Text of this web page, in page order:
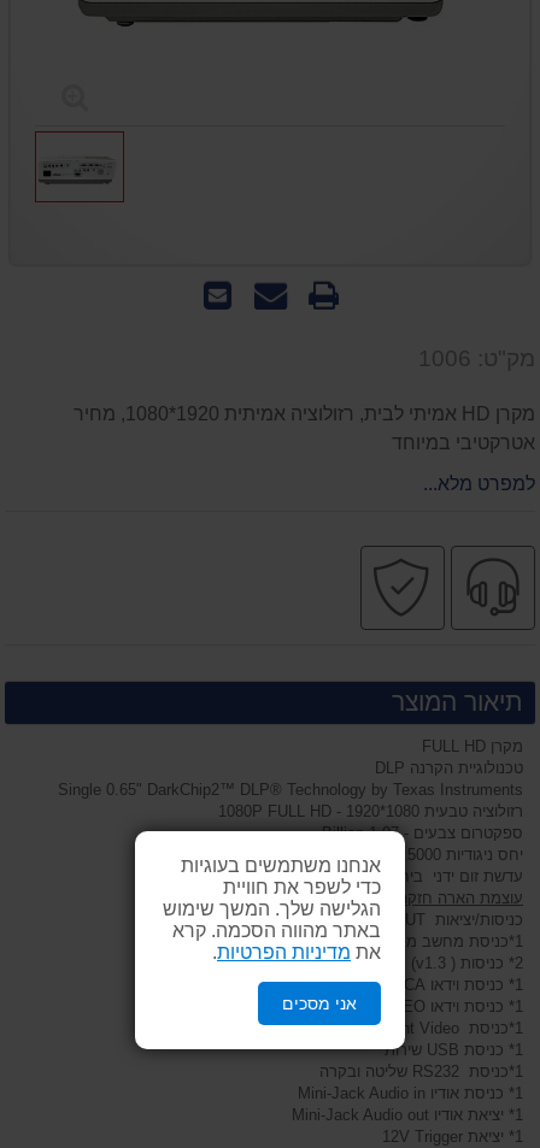
אנחנו משתמשים בעוגיות
כדי לשפר את חוויית
הגלישה שלך. המשך שימוש
באתר מהווה הסכמה. קרא
את מדיניות הפרטיות.
אני מסכים
שלח
שאל
הדפס
מק"ט: 1006
מקרן HD אמיתי לבית, רזולוציה אמיתית 1920*1080, מחיר
אטרקטיבי במיוחד
למפרט מלא...
שירות
מקצועי
תיאור המוצר
מקרן FULL HD
טכנולוגיית הקרנה DLP
Single 0.65" DarkChip2™ DLP® Technology by Texas Instruments
רזולוציה טבעית 1080*1920 - 1080P FULL HD
ספקטרום צבעים - 1.07 Billion
יחס ניגודיות 1:5000
עדשת זום ידני ביחס של - 1.2:1
עוצמת הארה חזקה במיוחד 1800 אנסי לומנס
כניסות/יציאות INPUT/OUTPUT :
1*כניסת מחשב מסוג 15 פין DSUB סטנדרטי
2* כניסות ( HDMI (v1.3
1* כניסת וידאו RCA
1* כניסת וידאו SVIDEO
1*כניסת Component Video
1* כניסת USB שירות
1*כניסת RS232 שליטה ובקרה
1* כניסת אודיו Mini-Jack Audio in
1* יציאת אודיו Mini-Jack Audio out
1* יציאת 12V Trigger